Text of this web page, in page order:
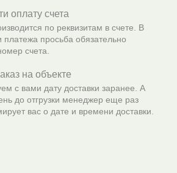
оплату счета
по реквизитам в счете. В
платежа просьба обязательно
счета.
на объекте
с вами дату доставки заранее. А
до отгрузки менеджер еще раз
вас о дате и времени доставки.